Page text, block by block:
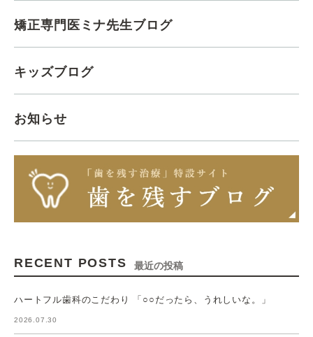
矯正専門医ミナ先生ブログ
キッズブログ
お知らせ
RECENT POSTS 最近の投稿
ハートフル歯科のこだわり 「○○だったら、うれしいな。」
2026.07.30